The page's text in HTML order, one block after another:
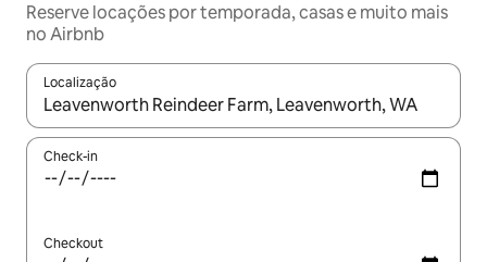
Reserve locações por temporada, casas e muito mais
no Airbnb
Localização
Quando os resultados estiverem disponíveis, explore-os
Check-in
Checkout